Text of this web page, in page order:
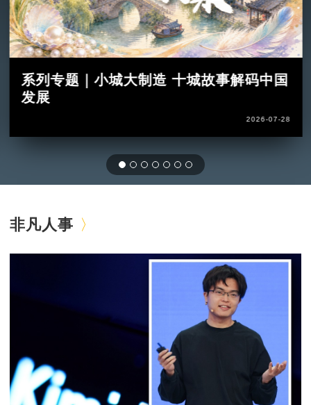
系列专题｜小城大制造 十城故事解码中国
发展
2026-07-28
非凡人事